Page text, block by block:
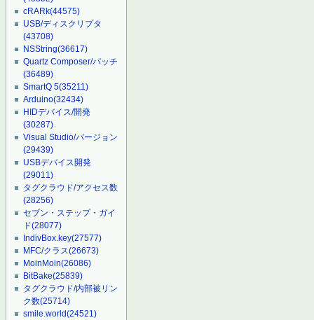
cRARk(44575)
USB/ディスクリプタ
(43708)
NSString(36617)
Quartz Composer/パッチ
(36489)
SmartQ 5(35211)
Arduino(32434)
HIDデバイス/開発
(30287)
Visual Studio/バージョン
(29439)
USBデバイス開発
(29011)
タグクラウド/アクセス数
(28256)
セブン・ステップ・ガイ
ド(28077)
IndivBox.key(27577)
MFC/クラス(26673)
MoinMoin(26086)
BitBake(25839)
タグクラウド/内部被リン
ク数(25714)
smile.world(24521)